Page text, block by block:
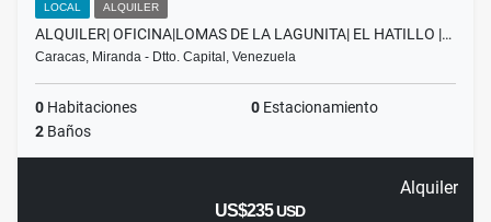
LOCAL ALQUILER
ALQUILER| OFICINA|LOMAS DE LA LAGUNITA| EL HATILLO |…
Caracas, Miranda - Dtto. Capital, Venezuela
0 Habitaciones 0 Estacionamiento
2 Baños
Alquiler
US$235USD